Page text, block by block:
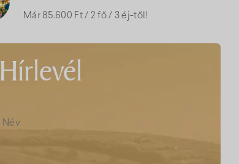
Már 85.600 Ft / 2 fő / 3 éj-től!
Hírlevél